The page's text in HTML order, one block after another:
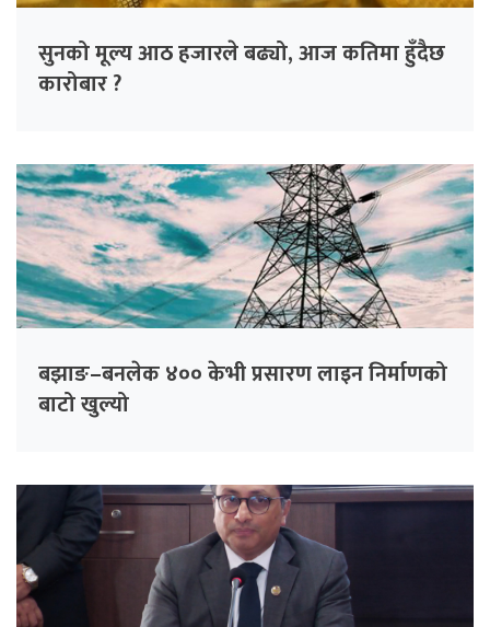
सुनको मूल्य आठ हजारले बढ्यो, आज कतिमा हुँदैछ
कारोबार ?
बझाङ–बनलेक ४०० केभी प्रसारण लाइन निर्माणको
बाटो खुल्यो